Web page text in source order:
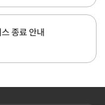
종료 안내